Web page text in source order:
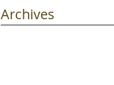
Archives